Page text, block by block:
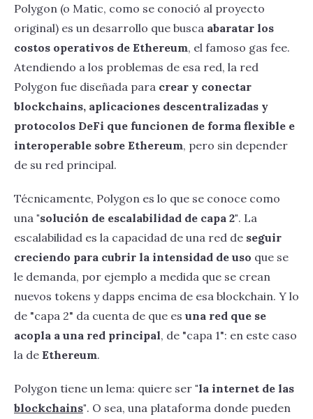
Polygon (o Matic, como se conoció al proyecto
original) es un desarrollo que busca abaratar los
costos operativos de Ethereum, el famoso gas fee.
Atendiendo a los problemas de esa red, la red
Polygon fue diseñada para crear y conectar
blockchains, aplicaciones descentralizadas y
protocolos DeFi que funcionen de forma flexible e
interoperable sobre Ethereum, pero sin depender
de su red principal.
Técnicamente, Polygon es lo que se conoce como
una "solución de escalabilidad de capa 2". La
escalabilidad es la capacidad de una red de seguir
creciendo para cubrir la intensidad de uso que se
le demanda, por ejemplo a medida que se crean
nuevos tokens y dapps encima de esa blockchain. Y lo
de "capa 2" da cuenta de que es una red que se
acopla a una red principal, de "capa 1": en este caso
la de Ethereum.
Polygon tiene un lema: quiere ser "la internet de las
blockchains". O sea, una plataforma donde pueden